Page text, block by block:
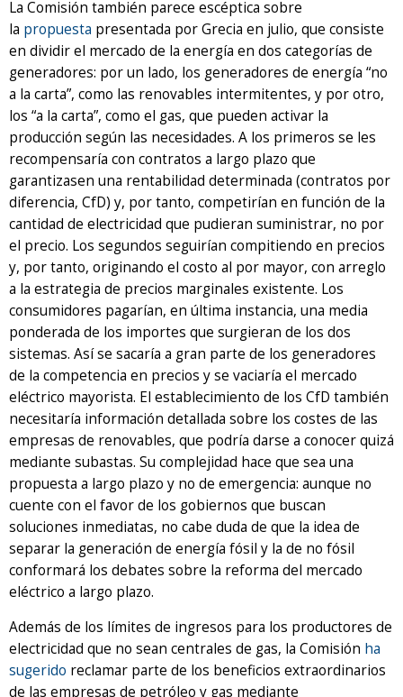
La Comisión también parece escéptica sobre
la propuesta presentada por Grecia en julio, que consiste
en dividir el mercado de la energía en dos categorías de
generadores: por un lado, los generadores de energía “no
a la carta”, como las renovables intermitentes, y por otro,
los “a la carta”, como el gas, que pueden activar la
producción según las necesidades. A los primeros se les
recompensaría con contratos a largo plazo que
garantizasen una rentabilidad determinada (contratos por
diferencia, CfD) y, por tanto, competirían en función de la
cantidad de electricidad que pudieran suministrar, no por
el precio. Los segundos seguirían compitiendo en precios
y, por tanto, originando el costo al por mayor, con arreglo
a la estrategia de precios marginales existente. Los
consumidores pagarían, en última instancia, una media
ponderada de los importes que surgieran de los dos
sistemas. Así se sacaría a gran parte de los generadores
de la competencia en precios y se vaciaría el mercado
eléctrico mayorista. El establecimiento de los CfD también
necesitaría información detallada sobre los costes de las
empresas de renovables, que podría darse a conocer quizá
mediante subastas. Su complejidad hace que sea una
propuesta a largo plazo y no de emergencia: aunque no
cuente con el favor de los gobiernos que buscan
soluciones inmediatas, no cabe duda de que la idea de
separar la generación de energía fósil y la de no fósil
conformará los debates sobre la reforma del mercado
eléctrico a largo plazo.
Además de los límites de ingresos para los productores de
electricidad que no sean centrales de gas, la Comisión ha
sugerido reclamar parte de los beneficios extraordinarios
de las empresas de petróleo y gas mediante